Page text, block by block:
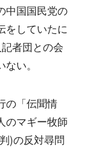
中国国民党の
をしていたに
者団との会
い。
の「伝聞情
のマギー牧師
)の反対尋問